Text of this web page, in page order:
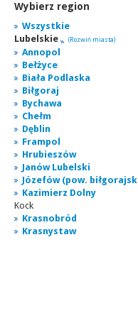
Wybierz region
Wszystkie
Lubelskie
(Rozwiń miasta)
Annopol
Bełżyce
Biała Podlaska
Biłgoraj
Bychawa
Chełm
Dęblin
Frampol
Hrubieszów
Janów Lubelski
Józefów (pow.
Kazimierz Dolny
Kock
Krasnobród
Krasnystaw